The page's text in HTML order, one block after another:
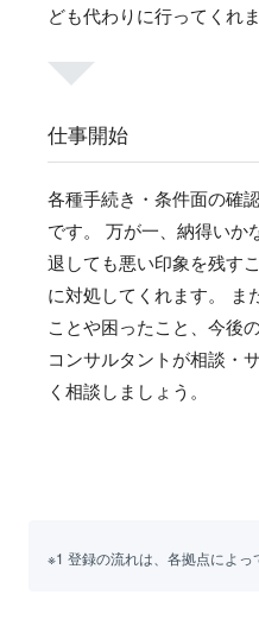
ども代わりに行ってくれま
仕事開始
各種手続き・条件面の確
です。 万が一、納得いか
退しても悪い印象を残す
に対処してくれます。 ま
ことや困ったこと、今後
コンサルタントが相談・
く相談しましょう。
※1 登録の流れは、各拠点によっ